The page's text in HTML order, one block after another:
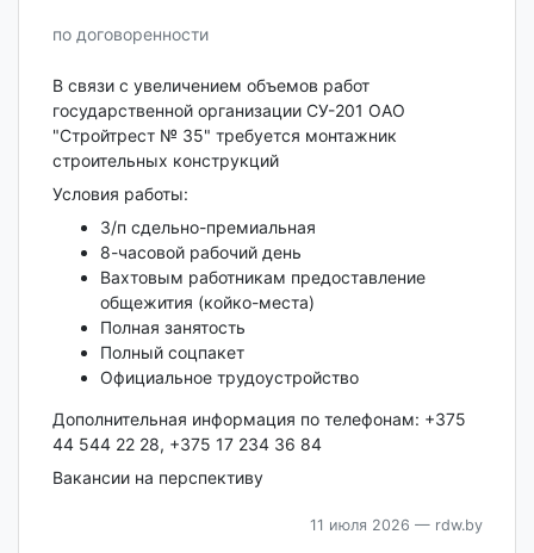
по договоренности
В связи с увеличением объемов работ
государственной организации СУ-201 ОАО
"Стройтрест № 35" требуется монтажник
строительных конструкций
Условия работы:
З/п сдельно-премиальная
8-часовой рабочий день
Вахтовым работникам предоставление
общежития (койко-места)
Полная занятость
Полный соцпакет
Официальное трудоустройство
Дополнительная информация по телефонам: +375
44 544 22 28, +375 17 234 36 84
Вакансии на перспективу
11 июля 2026 — rdw.by